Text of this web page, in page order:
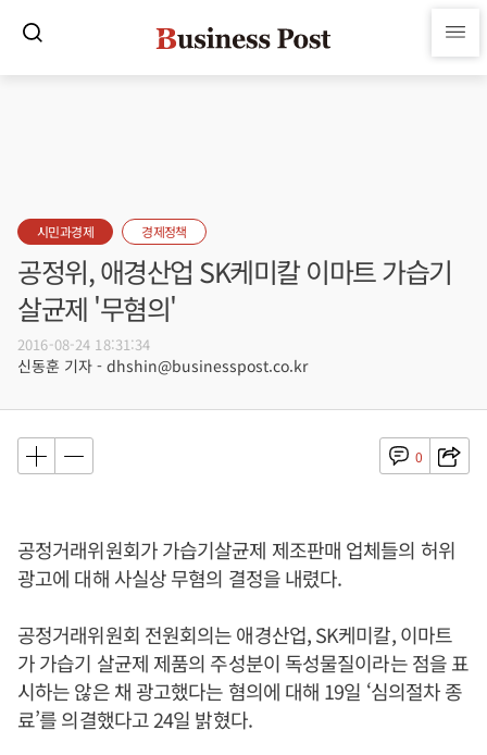
시민과경제 경제정책
공정위, 애경산업 SK케미칼 이마트 가습기
살균제 '무혐의'
2016-08-24 18:31:34
신동훈 기자 - dhshin@businesspost.co.kr
0
공정거래위원회가 가습기살균제 제조판매 업체들의 허위
광고에 대해 사실상 무혐의 결정을 내렸다.
공정거래위원회 전원회의는 애경산업, SK케미칼, 이마트
가 가습기 살균제 제품의 주성분이 독성물질이라는 점을 표
시하는 않은 채 광고했다는 혐의에 대해 19일 ‘심의절차 종
료’를 의결했다고 24일 밝혔다.